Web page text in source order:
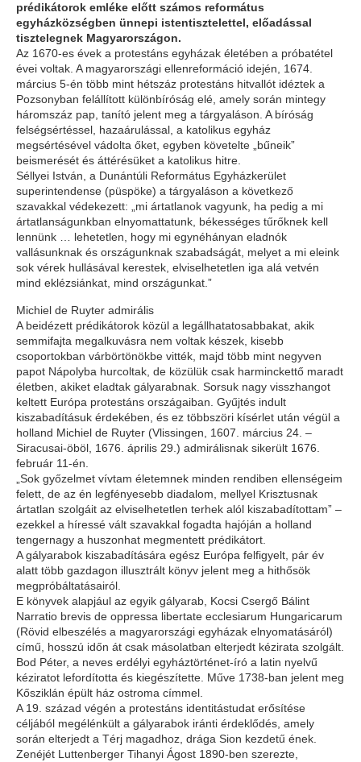
prédikátorok emléke előtt számos református
egyházközségben ünnepi istentisztelettel, előadással
tisztelegnek Magyarországon.
Az 1670-es évek a protestáns egyházak életében a próbatétel
évei voltak. A magyarországi ellenreformáció idején, 1674.
március 5-én több mint hétszáz protestáns hitvallót idéztek a
Pozsonyban felállított különbíróság elé, amely során mintegy
háromszáz pap, tanító jelent meg a tárgyaláson. A bíróság
felségsértéssel, hazaárulással, a katolikus egyház
megsértésével vádolta őket, egyben követelte „bűneik”
beismerését és áttérésüket a katolikus hitre.
Séllyei István, a Dunántúli Református Egyházkerület
superintendense (püspöke) a tárgyaláson a következő
szavakkal védekezett: „mi ártatlanok vagyunk, ha pedig a mi
ártatlanságunkban elnyomattatunk, békességes tűrőknek kell
lennünk … lehetetlen, hogy mi egynéhányan eladnók
vallásunknak és országunknak szabadságát, melyet a mi eleink
sok vérek hullásával kerestek, elviselhetetlen iga alá vetvén
mind eklézsiánkat, mind országunkat.”
Michiel de Ruyter admirális
A beidézett prédikátorok közül a legállhatatosabbakat, akik
semmifajta megalkuvásra nem voltak készek, kisebb
csoportokban várbörtönökbe vitték, majd több mint negyven
papot Nápolyba hurcoltak, de közülük csak harminckettő maradt
életben, akiket eladtak gályarabnak. Sorsuk nagy visszhangot
keltett Európa protestáns országaiban. Gyűjtés indult
kiszabadításuk érdekében, és ez többszöri kísérlet után végül a
holland Michiel de Ruyter (Vlissingen, 1607. március 24. –
Siracusai-öböl, 1676. április 29.) admirálisnak sikerült 1676.
február 11-én.
„Sok győzelmet vívtam életemnek minden rendiben ellenségeim
felett, de az én legfényesebb diadalom, mellyel Krisztusnak
ártatlan szolgáit az elviselhetetlen terhek alól kiszabadítottam” –
ezekkel a híressé vált szavakkal fogadta hajóján a holland
tengernagy a huszonhat megmentett prédikátort.
A gályarabok kiszabadítására egész Európa felfigyelt, pár év
alatt több gazdagon illusztrált könyv jelent meg a hithősök
megpróbáltatásairól.
E könyvek alapjául az egyik gályarab, Kocsi Csergő Bálint
Narratio brevis de oppressa libertate ecclesiarum Hungaricarum
(Rövid elbeszélés a magyarországi egyházak elnyomatásáról)
című, hosszú időn át csak másolatban elterjedt kézirata szolgált.
Bod Péter, a neves erdélyi egyháztörténet-író a latin nyelvű
kéziratot lefordította és kiegészítette. Műve 1738-ban jelent meg
Kősziklán épült ház ostroma címmel.
A 19. század végén a protestáns identitástudat erősítése
céljából megélénkült a gályarabok iránti érdeklődés, amely
során elterjedt a Térj magadhoz, drága Sion kezdetű ének.
Zenéjét Luttenberger Tihanyi Ágost 1890-ben szerezte,